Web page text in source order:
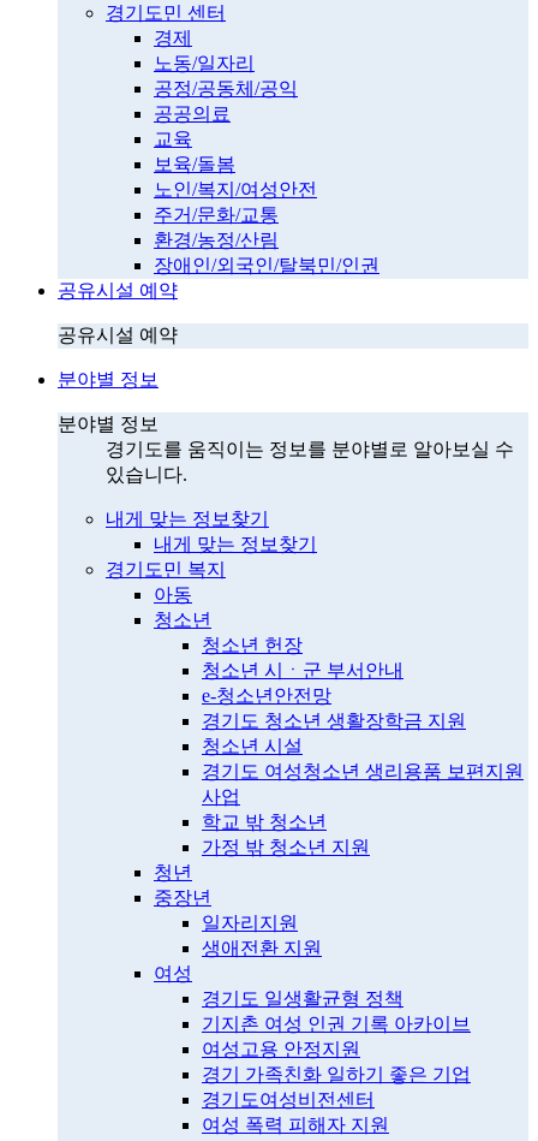
경기도민 센터
경제
노동/일자리
공정/공동체/공익
공공의료
교육
보육/돌봄
노인/복지/여성안전
주거/문화/교통
환경/농정/산림
장애인/외국인/탈북민/인권
공유시설 예약
공유시설 예약
분야별 정보
분야별 정보
경기도를 움직이는 정보를 분야별로 알아보실 수
있습니다.
내게 맞는 정보찾기
내게 맞는 정보찾기
경기도민 복지
아동
청소년
청소년 헌장
청소년 시ㆍ군 부서안내
e-청소년안전망
경기도 청소년 생활장학금 지원
청소년 시설
경기도 여성청소년 생리용품 보편지원
사업
학교 밖 청소년
가정 밖 청소년 지원
청년
중장년
일자리지원
생애전환 지원
여성
경기도 일생활균형 정책
기지촌 여성 인권 기록 아카이브
여성고용 안정지원
경기 가족친화 일하기 좋은 기업
경기도여성비전센터
여성 폭력 피해자 지원